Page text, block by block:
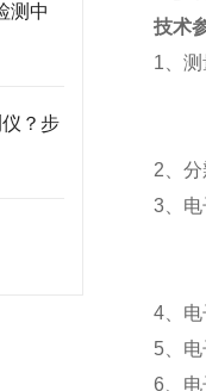
测中
？步
技术
1 、
2 、
3 、
4 、
5 、
6 、